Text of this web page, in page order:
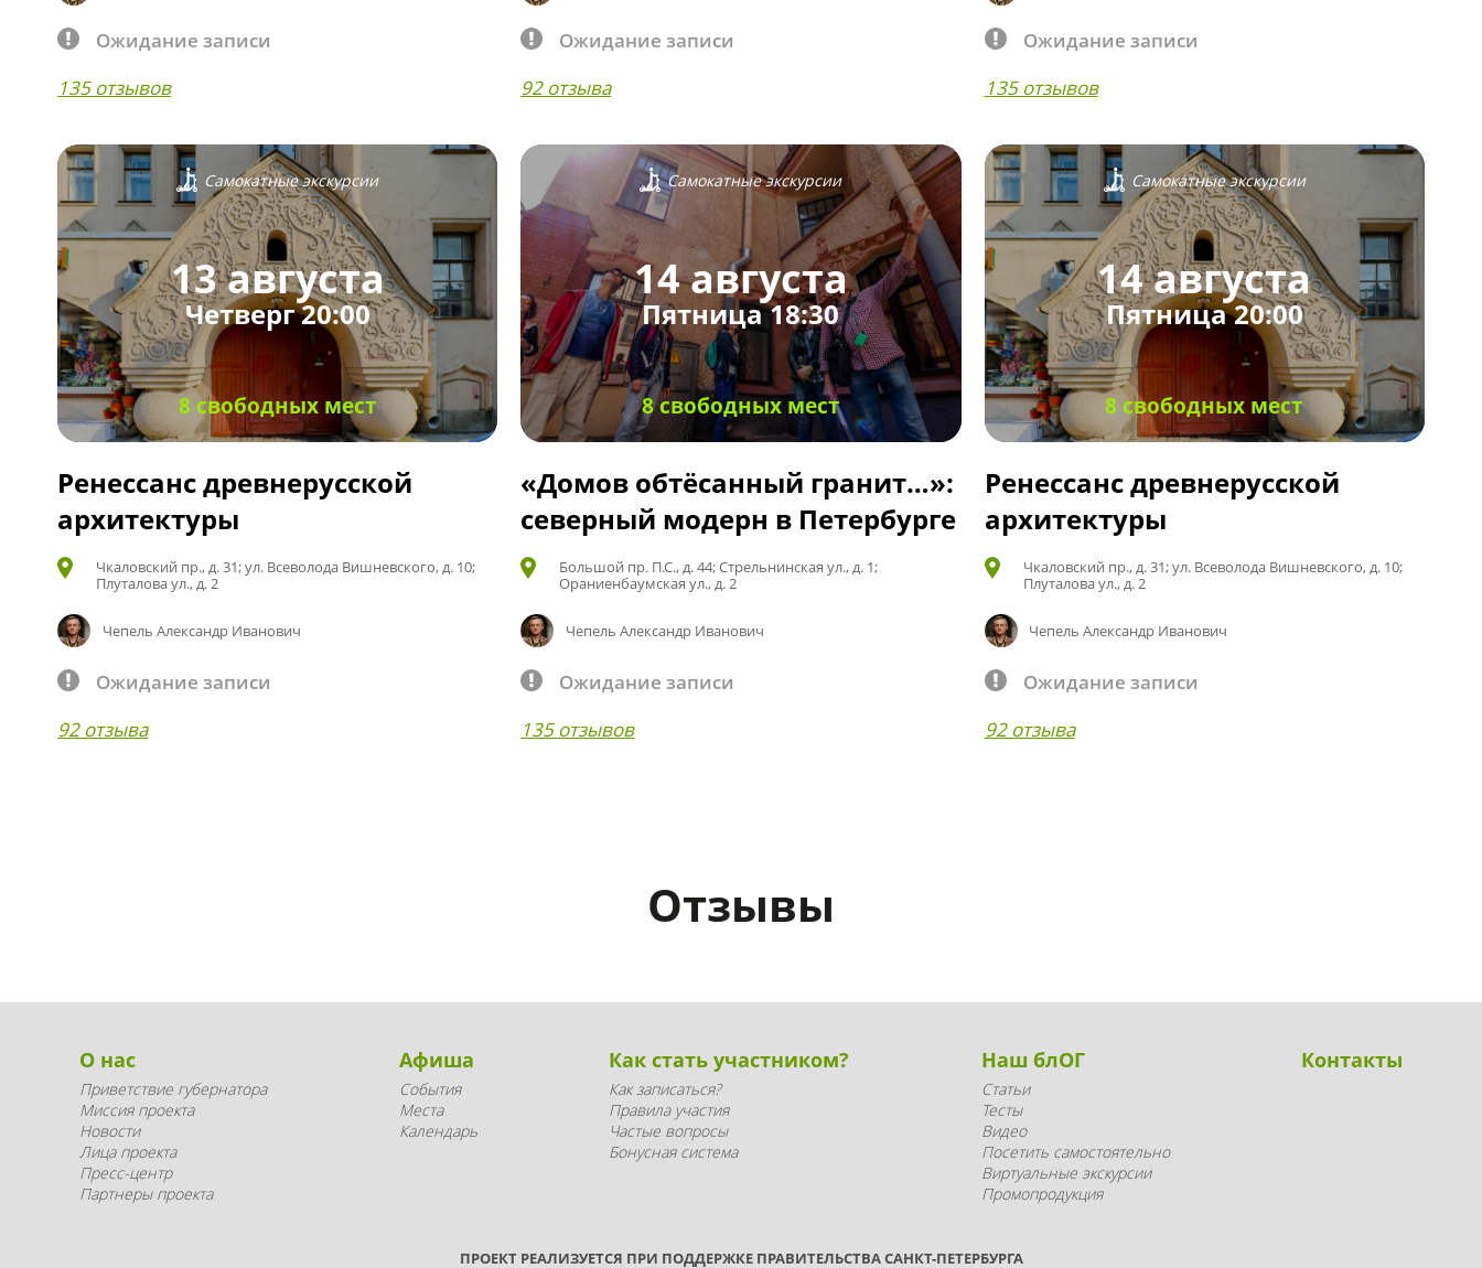
Ожидание записи
135 отзывов
Ожидание записи
92 отзыва
Ожидание записи
135 отзывов
Самокатные экскурсии
13 августа
Четверг 20:00
8 свободных мест
Ренессанс древнерусской
архитектуры
Чкаловский пр., д. 31; ул. Всеволода Вишневского, д. 10;
Плуталова ул., д. 2
Чепель Александр Иванович
Ожидание записи
92 отзыва
Самокатные экскурсии
14 августа
Пятница 18:30
8 свободных мест
«Домов обтёсанный гранит…»:
северный модерн в Петербурге
Большой пр. П.С., д. 44; Стрельнинская ул., д. 1;
Ораниенбаумская ул., д. 2
Чепель Александр Иванович
Ожидание записи
135 отзывов
Самокатные экскурсии
14 августа
Пятница 20:00
8 свободных мест
Ренессанс древнерусской
архитектуры
Чкаловский пр., д. 31; ул. Всеволода Вишневского, д. 10;
Плуталова ул., д. 2
Чепель Александр Иванович
Ожидание записи
92 отзыва
Отзывы
О нас
Приветствие губернатора
Миссия проекта
Новости
Лица проекта
Пресс-центр
Партнеры проекта
Афиша
События
Места
Календарь
Как стать участником?
Как записаться?
Правила участия
Частые вопросы
Бонусная система
Наш блОГ
Статьи
Тесты
Видео
Посетить самостоятельно
Виртуальные экскурсии
Промопродукция
Контакты
ПРОЕКТ РЕАЛИЗУЕТСЯ ПРИ ПОДДЕРЖКЕ ПРАВИТЕЛЬСТВА САНКТ-ПЕТЕРБУРГА